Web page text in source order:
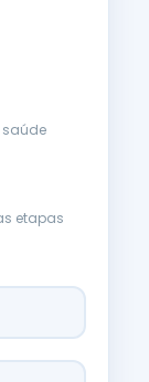
etapas